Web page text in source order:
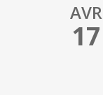
AVR
17